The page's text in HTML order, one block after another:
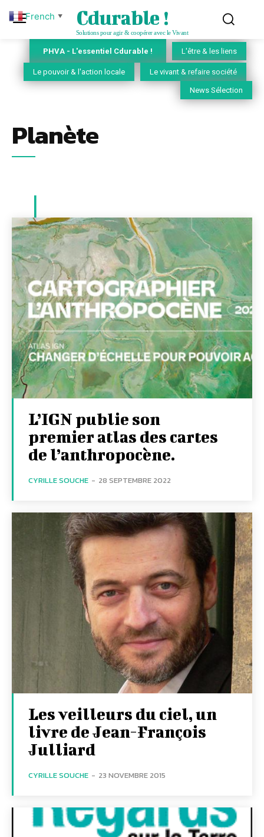
Cdurable !
Solutions pour agir & coopérer avec le Vivant
PHVA - L'essentiel Cdurable ! L'être & les liens
Le pouvoir & l'action locale Le vivant & refaire société
News Sélection
Planète
L’IGN publie son
premier atlas des cartes
de l’anthropocène.
CYRILLE SOUCHE - 28 SEPTEMBRE 2022
Les veilleurs du ciel, un
livre de Jean-François
Julliard
CYRILLE SOUCHE - 23 NOVEMBRE 2015
French ▼